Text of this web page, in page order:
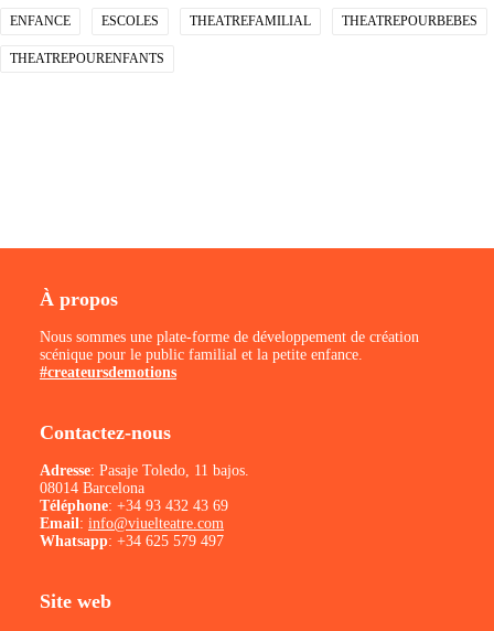
ENFANCE ESCOLES THEATREFAMILIAL THEATREPOURBEBES
THEATREPOURENFANTS
À propos
Nous sommes une plate-forme de développement de création
scénique pour le public familial et la petite enfance.
#createursdemotions
Contactez-nous
Adresse: Pasaje Toledo, 11 bajos.
08014 Barcelona
Téléphone: +34 93 432 43 69
Email: info@viuelteatre.com
Whatsapp: +34 625 579 497
Site web